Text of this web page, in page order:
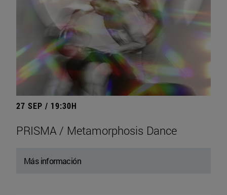
27 SEP / 19:30H
PRISMA / Metamorphosis Dance
Más información